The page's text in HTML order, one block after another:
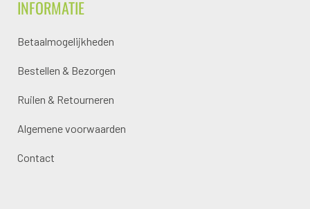
INFORMATIE
Betaalmogelijkheden
Bestellen & Bezorgen
Ruilen & Retourneren
Algemene voorwaarden
Contact